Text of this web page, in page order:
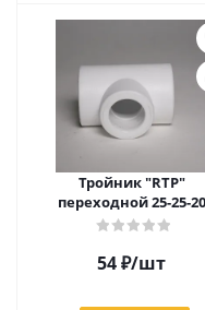
Тройник "RTP"
переходной 25-25-20
54₽/шт